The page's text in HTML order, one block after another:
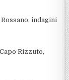
indagini
Rizzuto,